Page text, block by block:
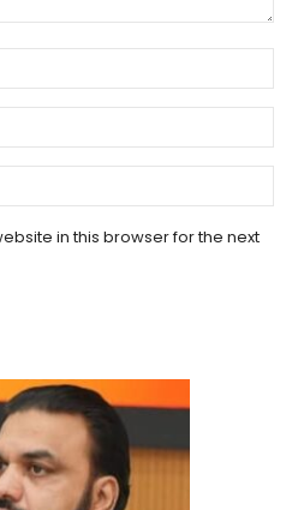
in this browser for the next